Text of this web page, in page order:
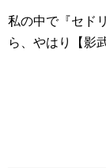
私の中で『セド
ら、やはり【影